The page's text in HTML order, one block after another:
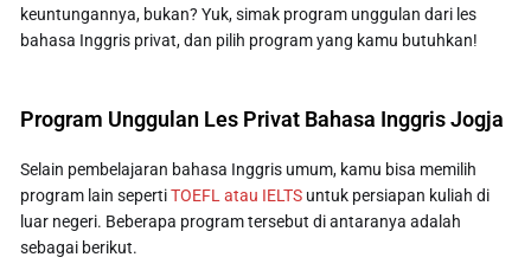
keuntungannya, bukan? Yuk, simak program unggulan dari les
bahasa Inggris privat, dan pilih program yang kamu butuhkan!
Program Unggulan Les Privat Bahasa Inggris Jogja
Selain pembelajaran bahasa Inggris umum, kamu bisa memilih
program lain sepertiTOEFL atau IELTS untuk persiapan kuliah di
luar negeri. Beberapa program tersebut di antaranya adalah
sebagai berikut.